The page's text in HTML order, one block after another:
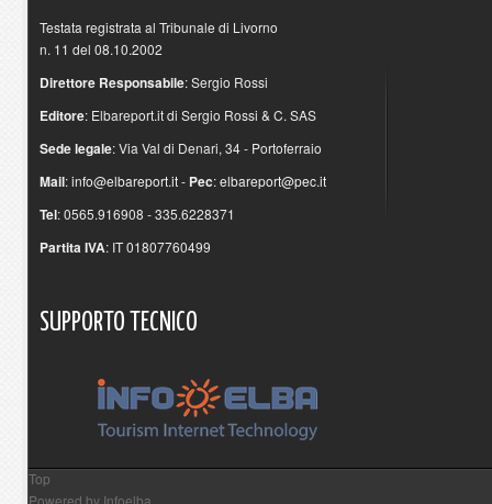
Testata registrata al Tribunale di Livorno
n. 11 del 08.10.2002
Direttore Responsabile: Sergio Rossi
Editore: Elbareport.it di Sergio Rossi & C. SAS
Sede legale: Via Val di Denari, 34 - Portoferraio
Mail:info@elbareport.it- Pec:elbareport@pec.it
Tel: 0565.916908 - 335.6228371
Partita IVA: IT 01807760499
SUPPORTO TECNICO
Top
Powered by Infoelba